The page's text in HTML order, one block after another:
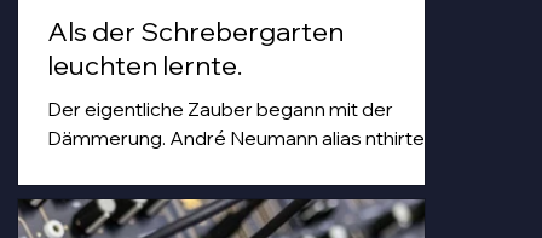
Als der Schrebergarten
leuchten lernte.
Der eigentliche Zauber begann mit der
Dämmerung. André Neumann alias nthirteen
strich mit einem Geigenbogen über seine E-
Gitarre, während die Sonne unterging.